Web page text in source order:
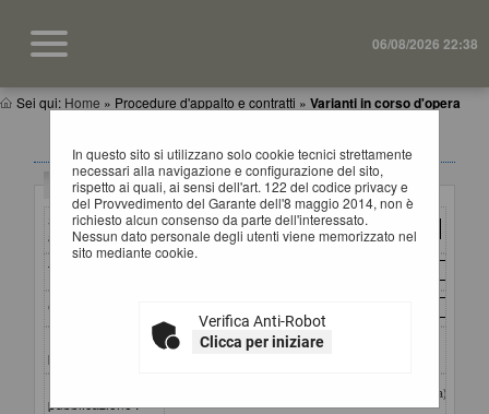
06/08/2026 22:38
Sei qui: Home » Procedure d'appalto e contratti » Varianti in corso d'opera
In questo sito si utilizzano solo cookie tecnici strettamente
necessari alla navigazione e configurazione del sito,
rispetto ai quali, ai sensi dell'art. 122 del codice privacy e
del Provvedimento del Garante dell'8 maggio 2014, non è
richiesto alcun consenso da parte dell'interessato.
Nessun dato personale degli utenti viene memorizzato nel
sito mediante cookie.
Verifica Anti-Robot
Clicca per iniziare
VARIANTI IN CORSO D'OPERA
Criteri di ricerca
Stazione
appaltante :
Titolo :
CIG :
procedura :
pubblicazione :
(gg/mm/aaaa)